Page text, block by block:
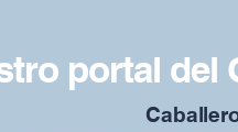
portal del